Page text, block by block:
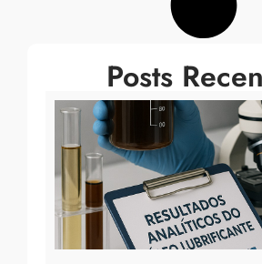
Posts